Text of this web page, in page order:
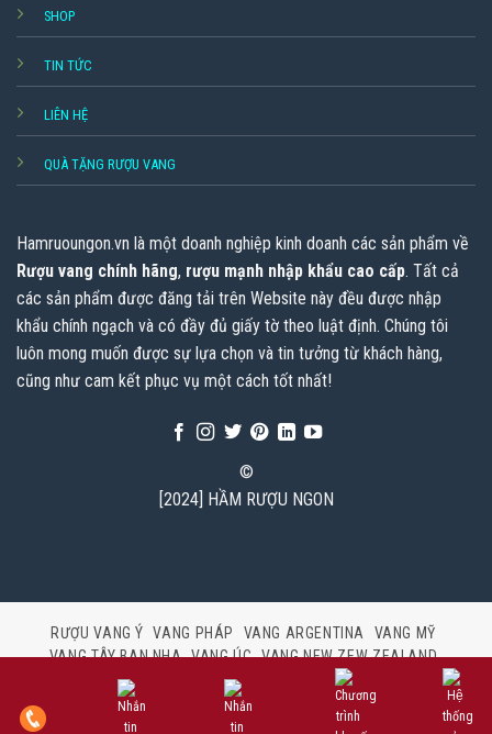
SHOP
TIN TỨC
LIÊN HỆ
QUÀ TẶNG RƯỢU VANG
Hamruoungon.vn là một doanh nghiệp kinh doanh các sản phẩm về
Rượu vang chính hãng, rượu mạnh nhập khẩu cao cấp. Tất cả
các sản phẩm được đăng tải trên Website này đều được nhập
khẩu chính ngạch và có đầy đủ giấy tờ theo luật định. Chúng tôi
luôn mong muốn được sự lựa chọn và tin tưởng từ khách hàng,
cũng như cam kết phục vụ một cách tốt nhất!
©
[2024] HẦM RƯỢU NGON
RƯỢU VANG Ý VANG PHÁP VANG ARGENTINA
VANG MỸ
VANG TÂY BAN NHA VANG ÚC VANG NEW ZEW ZEALAND
VANG CHILE
THƯỞNG THỨC CÓ TRÁCH NHIỆM